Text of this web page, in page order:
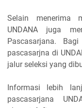
Selain menerima
UNDANA juga
Pascasarjana.
pascasarjna di
jalur seleksi yang
Informasi lebih
pascasarjana